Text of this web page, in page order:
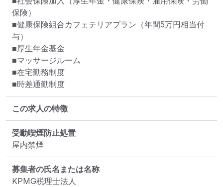
保険）
■健康保険組合カフェテリアプラン（年間5万円相当付
与）
■厚生年金基金
■マッサージルーム
■在宅勤務制度
■時差通勤制度
この求人の特徴
受動喫煙防止処置
屋内禁煙
募集者の氏名または名称
KPMG税理士法人